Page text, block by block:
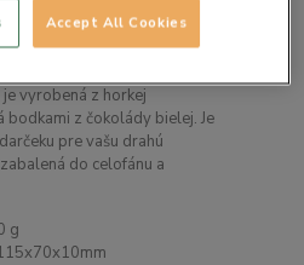
vyrobená z horkej
z čokolády bielej. Je
pre vašu drahú
do celofánu a
g
Accept All Cookies